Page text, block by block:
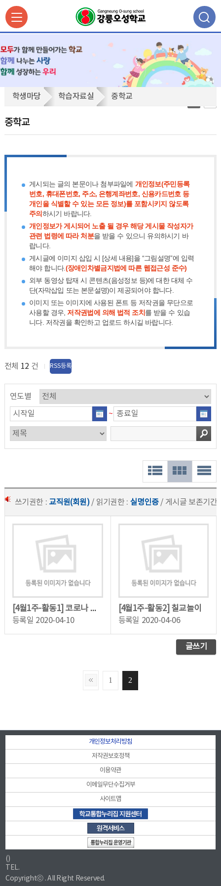
교
학생마당 학습자료실 중학교
중학교
게시되는 글의 본문이나 첨부파일에 개인정보(주민등록
번호, 휴대폰번호, 주소, 은행계좌번호, 신용카드번호 등
개인을 식별할 수 있는 모든 정보)를 포함시키지 않도록
주의하시기 바랍니다.
개인정보가 게시되어 노출 될 경우 해당 게시물 작성자가
관련 법령에 따라 처분을 받을 수 있으니 유의하시기 바
랍니다.
게시글에 이미지 삽입 시 [상세 내용]을 “그림설명”에 입력
해야 합니다.(장애인차별금지법에 따른 웹접근성 준수)
외부 동영상 탑재 시 콘텐츠(음성정보 등)에 대한 대체 수
단(자막삽입 또는 본문설명)이 제공되어야 합니다.
이미지 또는 이미지에 사용된 폰트 등 저작권을 무단으로
사용할 경우, 저작권법에 의해 법적 조치 를 받을 수 있습
니다. 저작권을 확인하고 업로드 하시길 바랍니다.
전체 12 건 RSS등록
연도별
~
쓰기권한 : 교직원(회원)/ 읽기권한 : 실명인증/ 게시글 보존기간
[4월1주-활동1] 코로나 예방교육(1)
등록일 2020-04-10
[4월1주-활동2] 칠교놀이
등록일 2020-04-06
글쓰기
1 2
개인정보처리방침
저작권보호정책
이용약관
이메일무단수집거부
사이트맵
()
TEL.
Copyrightⓒ . All Right Reserved.